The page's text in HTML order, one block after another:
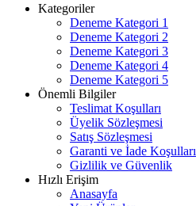
Kategoriler
Deneme Kategori 1
Deneme Kategori 2
Deneme Kategori 3
Deneme Kategori 4
Deneme Kategori 5
Önemli Bilgiler
Teslimat Koşulları
Üyelik Sözleşmesi
Satış Sözleşmesi
Garanti ve İade Koşulları
Gizlilik ve Güvenlik
Hızlı Erişim
Anasayfa